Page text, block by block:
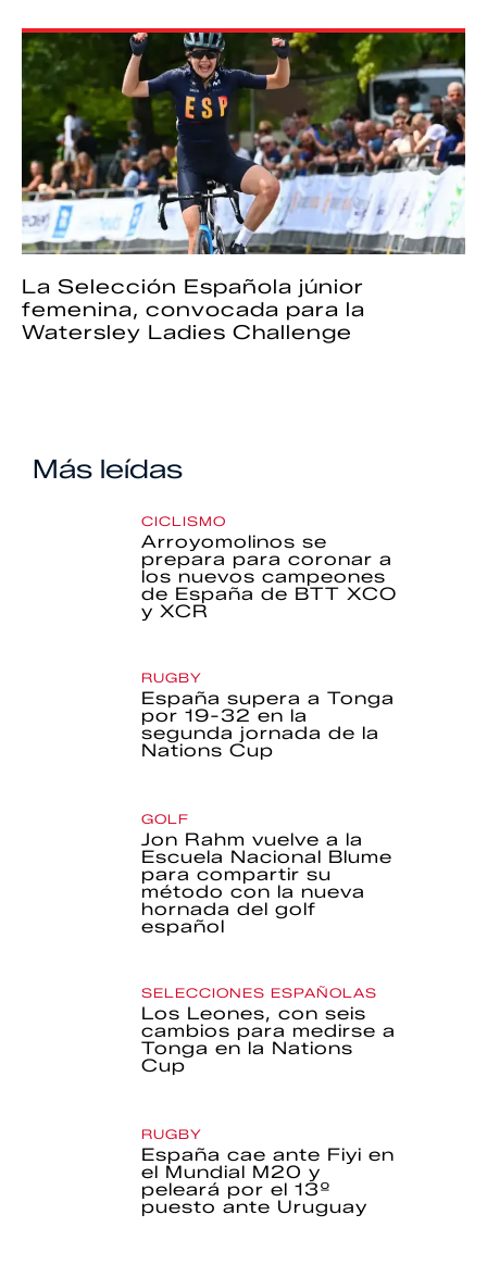
La Selección Española júnior
femenina, convocada para la
Watersley Ladies Challenge
Más leídas
CICLISMO
Arroyomolinos se
prepara para coronar a
los nuevos campeones
de España de BTT XCO
y XCR
RUGBY
España supera a Tonga
por 19-32 en la
segunda jornada de la
Nations Cup
GOLF
Jon Rahm vuelve a la
Escuela Nacional Blume
para compartir su
método con la nueva
hornada del golf
español
SELECCIONES ESPAÑOLAS
Los Leones, con seis
cambios para medirse a
Tonga en la Nations
Cup
RUGBY
España cae ante Fiyi en
el Mundial M20 y
peleará por el 13º
puesto ante Uruguay